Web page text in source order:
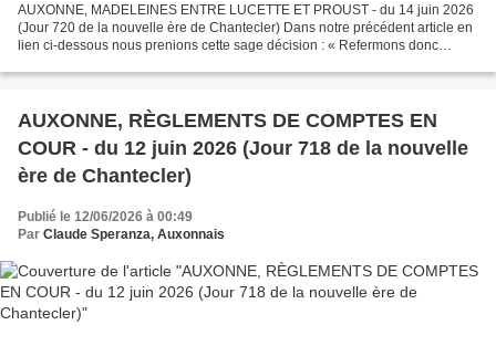
AUXONNE, MADELEINES ENTRE LUCETTE ET PROUST - du 14 juin 2026
(Jour 720 de la nouvelle ère de Chantecler) Dans notre précédent article en
lien ci-dessous nous prenions cette sage décision : « Refermons donc
AUXONNE, RÈGLEMENTS DE COMPTES EN
COUR - du 12 juin 2026 (Jour 718 de la nouvelle
ère de Chantecler)
Publié le 12/06/2026 à 00:49
Par Claude Speranza, Auxonnais